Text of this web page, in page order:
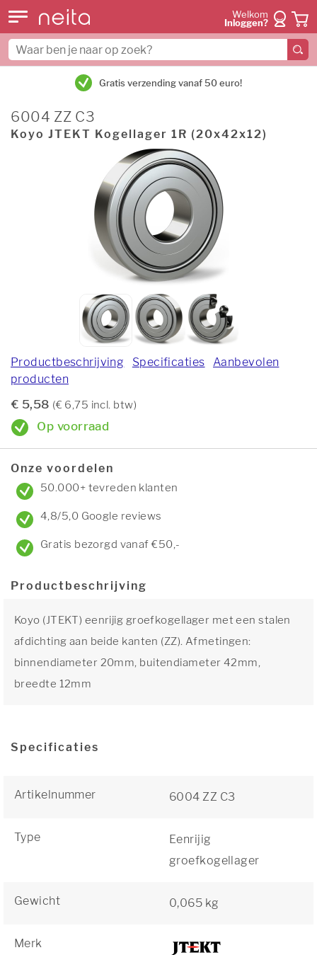
Welkom
Inloggen?
Gratis verzending vanaf 50 euro!
6004 ZZ C3
Koyo JTEKT Kogellager 1R (20x42x12)
Productbeschrijving Specificaties
Aanbevolen
producten
€ 5,58 (€ 6,75 incl. btw)
Op voorraad
Onze voordelen
50.000+ tevreden klanten
4,8/5,0 Google reviews
Gratis bezorgd vanaf €50,-
Productbeschrijving
Koyo (JTEKT) eenrijig groefkogellager met een stalen
afdichting aan beide kanten (ZZ). Afmetingen:
binnendiameter 20mm, buitendiameter 42mm,
breedte 12mm
Specificaties
Artikelnummer 6004 ZZ C3
Type
Eenrijig
groefkogellager
Gewicht 0,065 kg
Merk